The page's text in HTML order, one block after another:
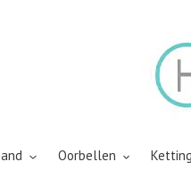
Oorbellen